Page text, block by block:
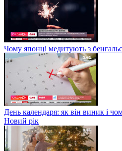
Чому японці медитують з
День календаря: як він виник і
Новий рік